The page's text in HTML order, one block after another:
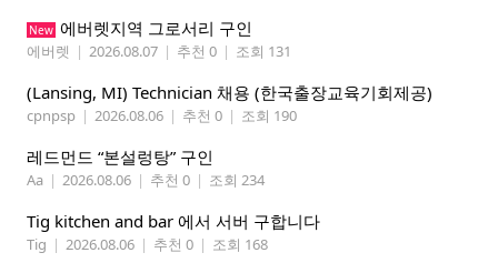
New 에버렛지역 그로서리 구인
에버렛 | 2026.08.07 | 추천 0 | 조회 131
(Lansing, MI) Technician 채용 (한국출장교육기회제공)
cpnpsp | 2026.08.06 | 추천 0 | 조회 190
레드먼드 “본설렁탕” 구인
Aa | 2026.08.06 | 추천 0 | 조회 234
Tig kitchen and bar 에서 서버 구합니다
Tig | 2026.08.06 | 추천 0 | 조회 168